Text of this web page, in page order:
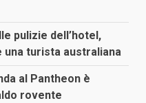
pulizie dell’hotel,
turista australiana
al Pantheon è
rovente